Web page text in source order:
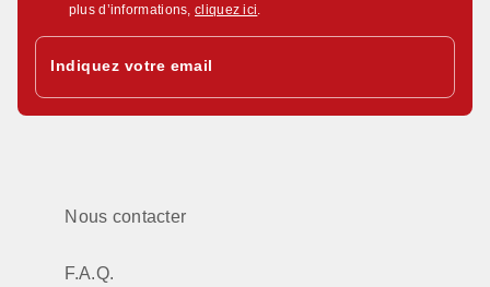
plus d’informations,cliquez ici
Indiquez votre email
Nous contacter
F.A.Q.